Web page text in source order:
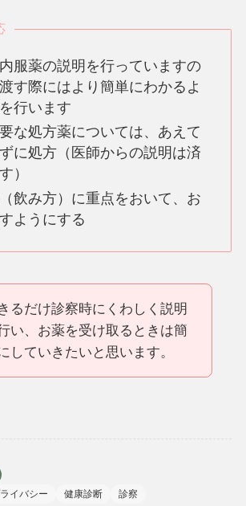
服薬の説明を行っていますの
す際にはより簡単にわかるよ
行います
な処方薬については、あえて
に処方（医師からの説明は済
）
飲み方）に重点をおいて、お
ようにする
るだけ診察時にくわしく説明
い、お薬を受け取るときは簡
していきたいと思います。
イバシー 健康診断 診察